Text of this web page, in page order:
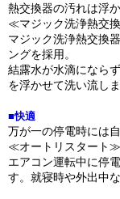
熱交換器の汚れは浮
≪マジック洗浄熱交
マジック洗浄熱交換
ングを採用。
結露水が水滴になら
を浮かせて洗い流しま
■快適
万が一の停電時には
≪オートリスタート≫
エアコン運転中に停
す。就寝時や外出中